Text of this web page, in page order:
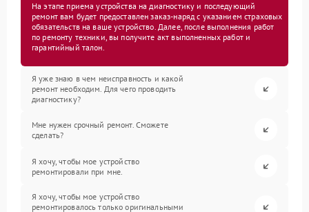
На этапе приема устройства на диагностику и последующий
ремонт вам будет предоставлен заказ-наряд с указанием страховых
обязательств на ваше устройство. Далее, после выполнения работ
по ремонту техники, вы получите акт выполненных работ и
гарантийный талон.
Я уже знаю в чем неисправность и какой
ремонт необходим. Для чего проводить
диагностику?
Мне нужен срочный ремонт. Сможете
сделать?
Я хочу, чтобы мое устройство
ремонтировали при мне.
Я хочу, чтобы мое устройство
ремонтировалось только оригинальными